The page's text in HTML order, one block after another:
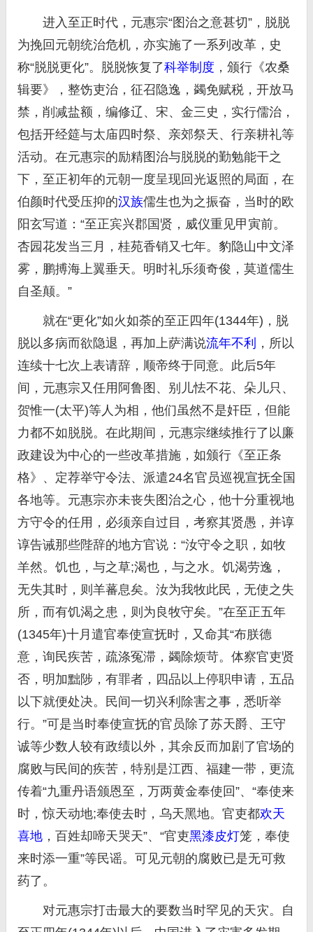
进入至正时代，元惠宗“图治之意甚切”，脱脱
为挽回元朝统治危机，亦实施了一系列改革，史
称“脱脱更化”。脱脱恢复了科举制度 ，颁行《农桑
辑要》，整饬吏治，征召隐逸，蠲免赋税，开放马
禁，削减盐额，编修辽、宋、金三史，实行儒治，
包括开经筵与太庙四时祭、亲郊祭天、行亲耕礼等
活动。在元惠宗的励精图治与脱脱的勤勉能干之
下，至正初年的元朝一度呈现回光返照的局面，在
伯颜时代受压抑的汉族儒生也为之振奋，当时的欧
阳玄写道：“至正宾兴郡国贤，威仪重见甲寅前。
杏园花发当三月，桂苑香销又七年。豹隐山中文泽
雾，鹏搏海上翼垂天。明时礼乐须奇俊，莫道儒生
自圣颠。”
就在“更化”如火如荼的至正四年(1344年)，脱
脱以多病而欲隐退，再加上萨满说流年不利
，所以
连续十七次上表请辞，顺帝终于同意。此后5年
间，元惠宗又任用阿鲁图、别儿怯不花、朵儿只、
贺惟一(太平)等人为相，他们虽然不是奸臣，但能
力都不如脱脱。在此期间，元惠宗继续推行了以廉
政建设为中心的一些改革措施，如颁行《至正条
格》、定荐举守令法、派遣24名官员巡视宣抚全国
各地等。元惠宗亦未丧失图治之心，他十分重视地
方守令的任用，必须亲自过目，考察其贤愚，并谆
谆告诫那些陛辞的地方官说：“汝守令之职，如牧
羊然。饥也，与之草;渴也，与之水。饥渴劳逸，
无失其时，则羊蕃息矣。汝为我牧此民，无使之失
所，而有饥渴之患，则为良牧守矣。”在至正五年
(1345年)十月遣官奉使宣抚时，又命其“布朕德
意，询民疾苦，疏涤冤滞，蠲除烦苛。体察官吏贤
否，明加黜陟，有罪者，四品以上停职申请，五品
以下就便处决。民间一切兴利除害之事，悉听举
行。”可是当时奉使宣抚的官员除了苏天爵、王守
诚等少数人较有政绩以外，其余反而加剧了官场的
腐败与民间的疾苦，特别是江西、福建一带，更流
传着“九重丹语颁恩至，万两黄金奉使回”、“奉使来
时，惊天动地;奉使去时，乌天黑地。官吏都欢天
喜地 ，百姓却啼天哭天”、“官吏黑漆皮灯笼，奉使
来时添一重”等民谣。可见元朝的腐败已是无可救
药了。
对元惠宗打击最大的要数当时罕见的天灾。自